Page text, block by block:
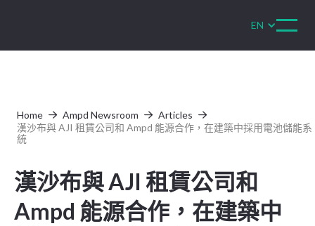
EN
Home  Ampd Newsroom  Articles 
漢沙布與 AJI 租賃公司和 Ampd 能源合作，在建築中採用電池儲能系
統
漢沙布與 AJI 租賃公司和
Ampd 能源合作，在建築中